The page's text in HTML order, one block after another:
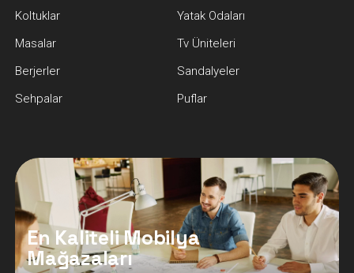
Koltuklar
Yatak Odaları
Masalar
Tv Üniteleri
Berjerler
Sandalyeler
Sehpalar
Puflar
En Kaliteli Mobilya
Mağazaları